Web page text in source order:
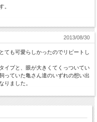
。
2013/08/30
ても可愛らしかったのでリピートし
イプと、眼が大きくてくっついてい
っていた亀さん達のいずれの想い出
りました。